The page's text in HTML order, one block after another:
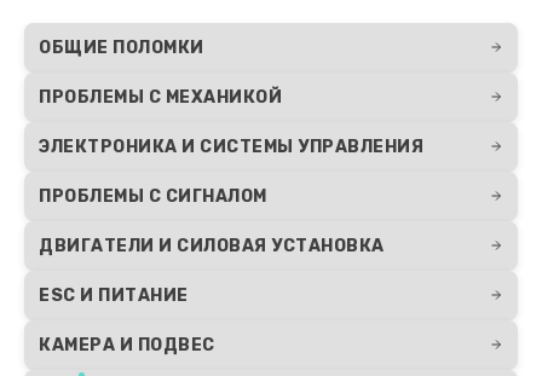
ОБЩИЕ ПОЛОМКИ
ПРОБЛЕМЫ С МЕХАНИКОЙ
ЭЛЕКТРОНИКА И СИСТЕМЫ УПРАВЛЕНИЯ
ПРОБЛЕМЫ С СИГНАЛОМ
ДВИГАТЕЛИ И СИЛОВАЯ УСТАНОВКА
ESC И ПИТАНИЕ
КАМЕРА И ПОДВЕС